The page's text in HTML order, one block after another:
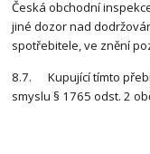
Česká obchodní
jiné dozor nad
spotřebitele, ve znění
8.7. Kupující tímto
smyslu § 1765 odst. 2